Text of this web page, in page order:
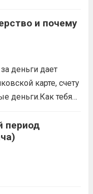
до 20 сентября
на
культуры,
Российской
и почему
деньги дает
карте, счету
деньги.Как тебя
период